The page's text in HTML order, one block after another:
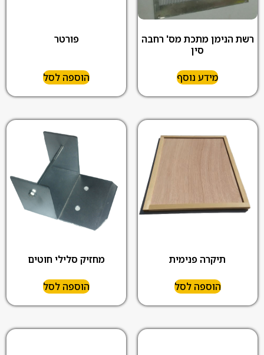
רשת הנימן מתכת מס' רחבה
סין
מידע נוסף
פורטר
הוספה לסל
תיקרה פנימית
הוספה לסל
מחזיק סלילי חוטים
הוספה לסל